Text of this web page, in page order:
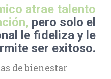
atrae talento
pero solo el
le fideliza y le
ser exitoso.
de bienestar